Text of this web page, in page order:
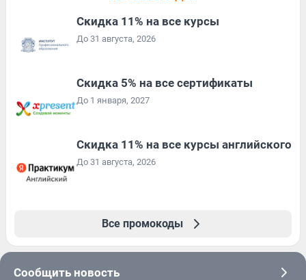
Скидка 11% на все курсы
До 31 августа, 2026
Скидка 5% на все сертификаты
До 1 января, 2027
Скидка 11% на все курсы английского
До 31 августа, 2026
Все промокоды
Сообщить новость